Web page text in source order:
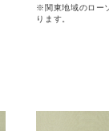
※関東地域のロー
ります。